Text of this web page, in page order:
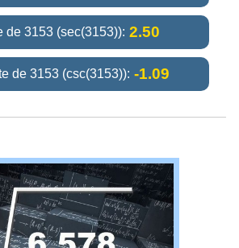
de 3153 (sec(3153)): 2.50
de 3153 (csc(3153)): -1.09